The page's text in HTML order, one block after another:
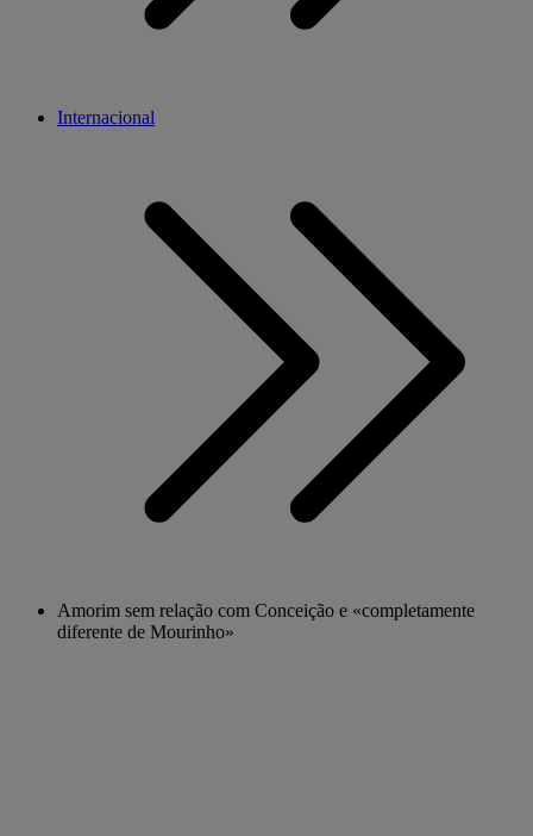
Internacional
Amorim sem relação com Conceição e «completamente
diferente de Mourinho»